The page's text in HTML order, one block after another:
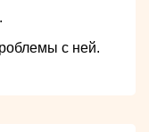
с ней.